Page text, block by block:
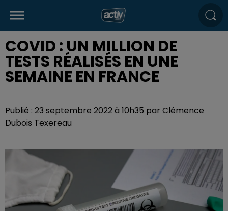
COVID : UN MILLION DE
TESTS RÉALISÉS EN UNE
SEMAINE EN FRANCE
Publié : 23 septembre 2022 à 10h35 par Clémence
Dubois Texereau